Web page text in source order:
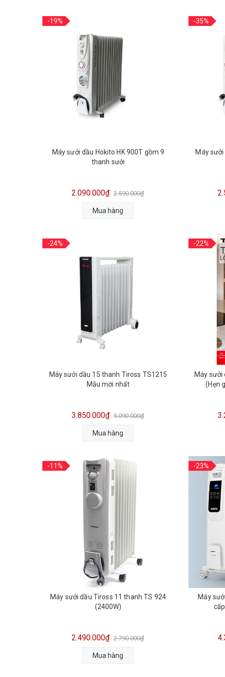
-19%
Máy sưởi dầu Hokito HK 900T gồm 9
thanh sưởi
2.090.000₫ 2.590.000₫
Mua hàng
-35%
Máy
-24%
Máy sưởi dầu 15 thanh Tiross TS1215
Mẫu mới nhất
3.850.000₫ 5.090.000₫
Mua hàng
-22%
Máy sưởi
(Hẹn
-11%
Máy sưởi dầu Tiross 11 thanh TS 924
(2400W)
2.490.000₫ 2.790.000₫
Mua hàng
-23%
Máy